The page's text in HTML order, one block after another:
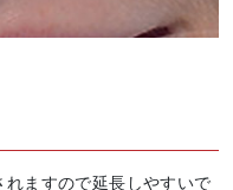
ますので延長しやすいで